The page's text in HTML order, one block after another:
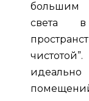
большим
света в